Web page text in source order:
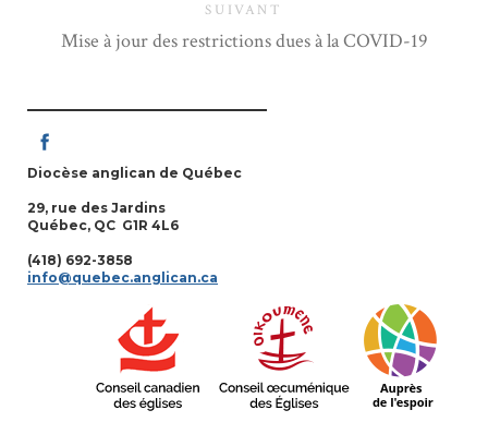
SUIVANT
Mise à jour des restrictions dues à la COVID-19
Diocèse anglican de Québec
29, rue des Jardins
Québec, QC G1R 4L6
(418) 692-3858
info@quebec.anglican.ca